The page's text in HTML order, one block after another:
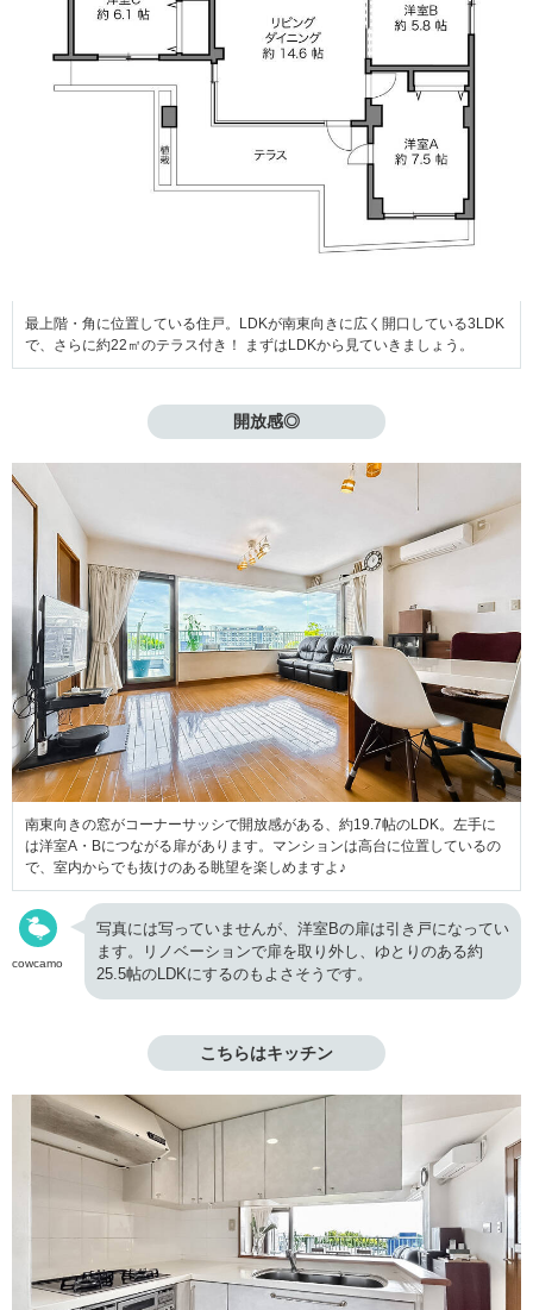
最上階・角に位置している住戸。LDKが南東向きに広く開口している3LDK
で、さらに約22㎡のテラス付き！ まずはLDKから見ていきましょう。
開放感◎
南東向きの窓がコーナーサッシで開放感がある、約19.7帖のLDK。左手に
は洋室A・Bにつながる扉があります。マンションは高台に位置しているの
で、室内からでも抜けのある眺望を楽しめますよ♪
cowcamo
写真には写っていませんが、洋室Bの扉は引き戸になってい
ます。リノベーションで扉を取り外し、ゆとりのある約
25.5帖のLDKにするのもよさそうです。
こちらはキッチン